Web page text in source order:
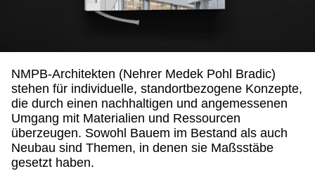
NMPB-Architekten (Nehrer Medek Pohl Bradic)
stehen für individuelle, standortbezogene Konzepte,
die durch einen nachhaltigen und angemessenen
Umgang mit Materialien und Ressourcen
überzeugen. Sowohl Bauem im Bestand als auch
Neubau sind Themen, in denen sie Maßsstäbe
gesetzt haben.